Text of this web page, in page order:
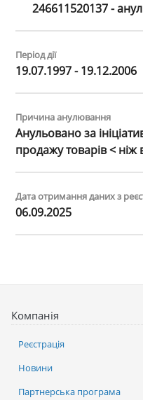
246611520137 -
Період дії
19.07.1997 - 19.12.2006
Причина анулювання
Анульовано за
продажу товарiв < нiж
Дата отримання даних з
06.09.2025
Компанія
Реєстрація
Новини
Партнерська програма